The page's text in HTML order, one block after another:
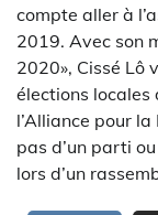
compte aller à
2019. Avec son
2020», Cissé Lô
élections locales
l’Alliance pour
pas d’un parti
lors d’un